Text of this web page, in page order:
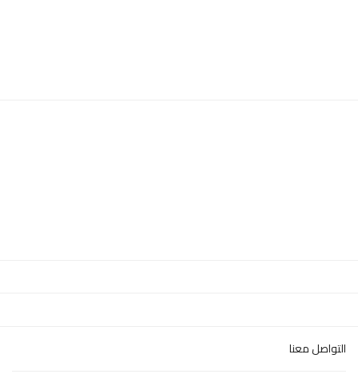
التواصل معنا